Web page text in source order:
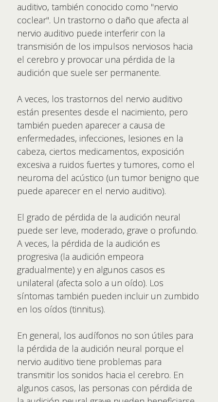
auditivo, también conocido como "nervio
coclear". Un trastorno o daño que afecta al
nervio auditivo puede interferir con la
transmisión de los impulsos nerviosos hacia
el cerebro y provocar una pérdida de la
audición que suele ser permanente.
A veces, los trastornos del nervio auditivo
están presentes desde el nacimiento, pero
también pueden aparecer a causa de
enfermedades, infecciones, lesiones en la
cabeza, ciertos medicamentos, exposición
excesiva a ruidos fuertes y tumores, como el
neuroma del acústico (un tumor benigno que
puede aparecer en el nervio auditivo).
El grado de pérdida de la audición neural
puede ser leve, moderado, grave o profundo.
A veces, la pérdida de la audición es
progresiva (la audición empeora
gradualmente) y en algunos casos es
unilateral (afecta solo a un oído). Los
síntomas también pueden incluir un zumbido
en los oídos (tinnitus).
En general, los audífonos no son útiles para
la pérdida de la audición neural porque el
nervio auditivo tiene problemas para
transmitir los sonidos hacia el cerebro. En
algunos casos, las personas con pérdida de